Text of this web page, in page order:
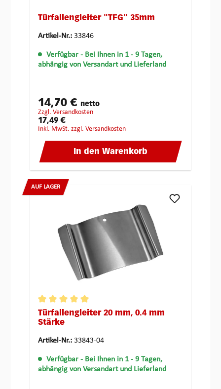
Türfallengleiter "TFG" 35mm
Artikel-Nr.: 33846
Verfügbar - Bei Ihnen in 1 - 9 Tagen,
abhängig von Versandart und Lieferland
14,70 € netto
zzgl. Versandkosten
17,49 €
inkl. MwSt. zzgl. Versandkosten
In den Warenkorb
AUF LAGER
Durchschnittliche Bewertung von 5 von
Türfallengleiter 20 mm, 0.4 mm
Stärke
Artikel-Nr.: 33843-04
Verfügbar - Bei Ihnen in 1 - 9 Tagen,
abhängig von Versandart und Lieferland